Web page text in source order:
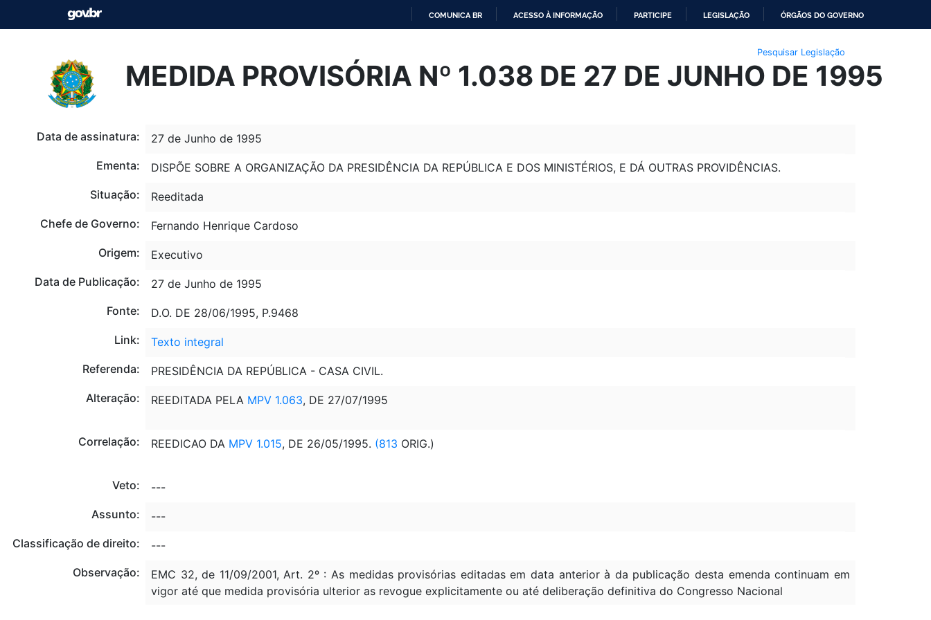
CONTEÚDO
COMUNICA BR ACESSO À INFORMAÇÃO PARTICIPE LEGISLAÇÃO ÓRGÃOS DO GOVERNO
Pesquisar Legislação
MEDIDA PROVISÓRIA Nº 1.038 DE 27 DE JUNHO DE 1995
Data de assinatura:
27 de Junho de 1995
Ementa:
DISPÕE SOBRE A ORGANIZAÇÃO DA PRESIDÊNCIA DA REPÚBLICA E DOS MINISTÉRIOS, E DÁ OUTRAS PROVIDÊNCIAS.
Situação:
Reeditada
Chefe de Governo:
Fernando Henrique Cardoso
Origem:
Executivo
Data de Publicação:
27 de Junho de 1995
Fonte:
D.O. DE 28/06/1995, P.9468
Link:
Texto integral
Referenda:
PRESIDÊNCIA DA REPÚBLICA - CASA CIVIL.
Alteração:
REEDITADA PELA MPV 1.063, DE 27/07/1995
Correlação: REEDICAO DA MPV 1.015, DE 26/05/1995. (813 ORIG.)
Veto:
---
Assunto:
---
Classificação de direito:
---
Observação:
EMC 32, de 11/09/2001, Art. 2º : As medidas provisórias editadas em data anterior à da publicação desta emenda continuam em
vigor até que medida provisória ulterior as revogue explicitamente ou até deliberação definitiva do Congresso Nacional